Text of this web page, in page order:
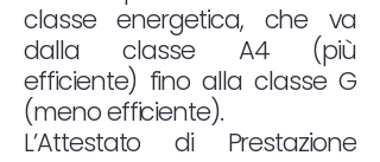
classe energetica, che va
dalla classe A4 (più
efficiente) fino alla classe G
(meno efficiente).
L’Attestato di Prestazione